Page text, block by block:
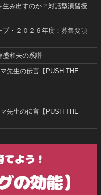
生み出すのか？対話型演習授
プ・２０２６年度：募集要項
盛和夫の系譜
先生の伝言【PUSH THE
先生の伝言【PUSH THE